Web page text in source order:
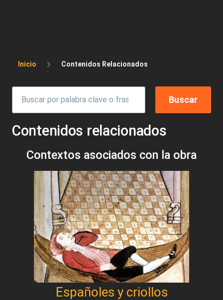
Sobrescribir enlaces de ayuda a la
Inicio Contenidos Relacionados
Contenidos relacionados
Contextos asociados con la obra
Españoles y criollos